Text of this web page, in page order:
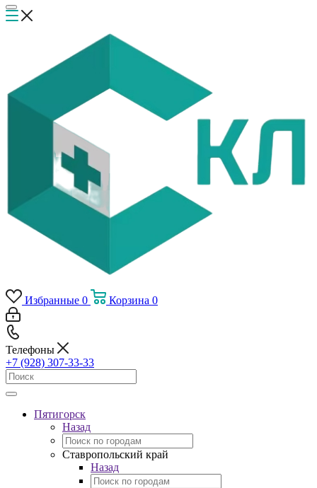
Избранные 0 Корзина 0
Телефоны
+7 (928) 307-33-33
Пятигорск
Назад
Ставропольский край
Назад